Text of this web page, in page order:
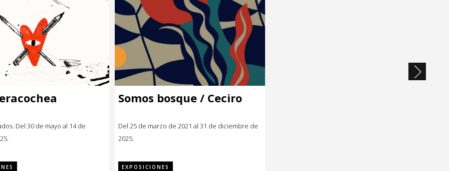
Del 30 de mayo al 14 de
Somos bosque / Ceciro
Del 25 de marzo de 2021 al 31 de diciembre de
2025.
EXPOSICIONES